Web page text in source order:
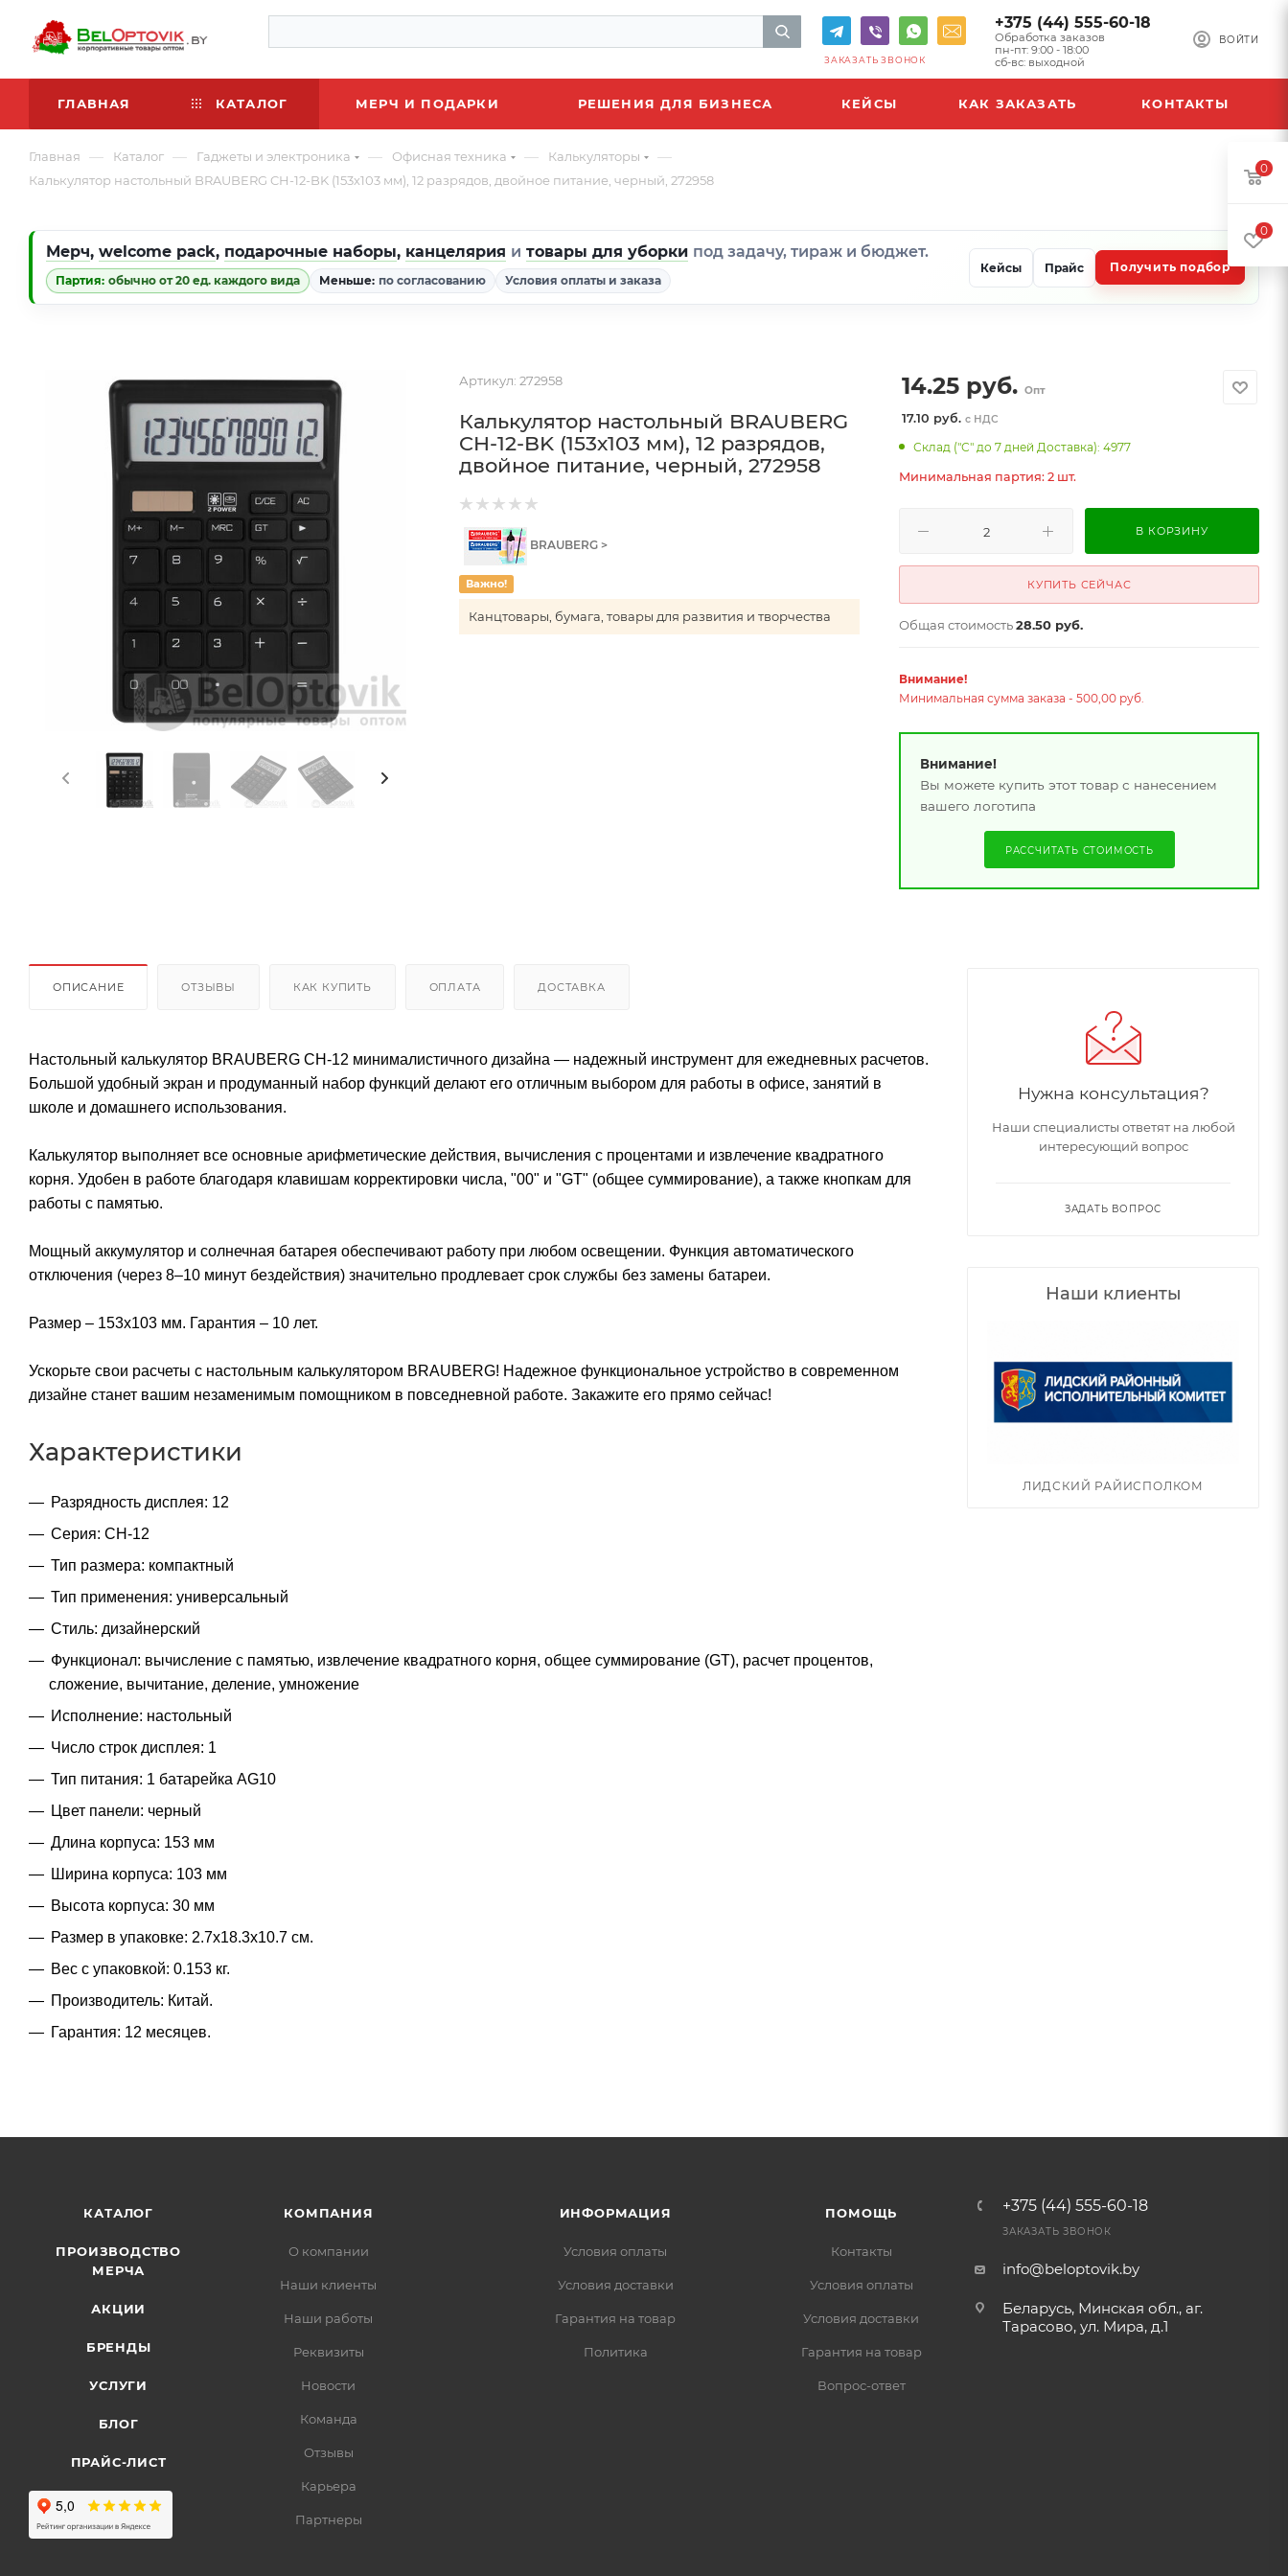
ВОЙТИ
+375 (44) 555-60-18
Обработка заказов
пн-пт: 9:00 - 18:00
сб-вс: выходной
ЗАКАЗАТЬ ЗВОНОК
ГЛАВНАЯ КАТАЛОГ МЕРЧ И ПОДАРКИ РЕШЕНИЯ ДЛЯ БИЗНЕСА КЕЙСЫ КАК ЗАКАЗАТЬ КОНТАКТЫ
Главная — Каталог — Гаджеты и электроника — Офисная техника — Калькуляторы —
Калькулятор настольный BRAUBERG CH-12-BK (153х103 мм), 12 разрядов, двойное питание, черный, 272958
Мерч, welcome pack, подарочные наборы, канцелярия и товары для уборки под задачу, тираж и бюджет.
Партия: обычно от 20 ед. каждого вида Меньше: по согласованию Условия оплаты и заказа
Кейсы Прайс Получить подбор
Артикул: 272958
Калькулятор настольный BRAUBERG
CH-12-BK (153х103 мм), 12 разрядов,
двойное питание, черный, 272958
BRAUBERG >
Важно!
Канцтовары, бумага, товары для развития и творчества
14.25 руб. Опт
17.10 руб.с НДС
Склад ("С" до 7 дней Доставка): 4977
Минимальная партия: 2 шт.
В КОРЗИНУ
КУПИТЬ СЕЙЧАС
Общая стоимость28.50 руб.
Внимание!
Минимальная сумма заказа - 500,00 руб.
Внимание!
Вы можете купить этот товар с нанесением
вашего логотипа
РАССЧИТАТЬ СТОИМОСТЬ
ОПИСАНИЕ ОТЗЫВЫ КАК КУПИТЬ ОПЛАТА ДОСТАВКА
Настольный калькулятор BRAUBERG CH-12 минималистичного дизайна — надежный инструмент для ежедневных расчетов.
Большой удобный экран и продуманный набор функций делают его отличным выбором для работы в офисе, занятий в
школе и домашнего использования.
Калькулятор выполняет все основные арифметические действия, вычисления с процентами и извлечение квадратного
корня. Удобен в работе благодаря клавишам корректировки числа, "00" и "GT" (общее суммирование), а также кнопкам для
работы с памятью.
Мощный аккумулятор и солнечная батарея обеспечивают работу при любом освещении. Функция автоматического
отключения (через 8–10 минут бездействия) значительно продлевает срок службы без замены батареи.
Размер – 153х103 мм. Гарантия – 10 лет.
Ускорьте свои расчеты с настольным калькулятором BRAUBERG! Надежное функциональное устройство в современном
дизайне станет вашим незаменимым помощником в повседневной работе. Закажите его прямо сейчас!
Характеристики
Разрядность дисплея: 12
Серия: CH-12
Тип размера: компактный
Тип применения: универсальный
Стиль: дизайнерский
Функционал: вычисление с памятью, извлечение квадратного корня, общее суммирование (GT), расчет процентов,
сложение, вычитание, деление, умножение
Исполнение: настольный
Число строк дисплея: 1
Тип питания: 1 батарейка AG10
Цвет панели: черный
Длина корпуса: 153 мм
Ширина корпуса: 103 мм
Высота корпуса: 30 мм
Размер в упаковке: 2.7x18.3x10.7 см.
Вес с упаковкой: 0.153 кг.
Производитель: Китай.
Гарантия: 12 месяцев.
Нужна консультация?
Наши специалисты ответят на любой
интересующий вопрос
ЗАДАТЬ ВОПРОС
Наши клиенты
ЛИДСКИЙ РАЙИСПОЛКОМ
КАТАЛОГ
ПРОИЗВОДСТВО
МЕРЧА
АКЦИИ
БРЕНДЫ
УСЛУГИ
БЛОГ
ПРАЙС-ЛИСТ
КОМПАНИЯ
О компании
Наши клиенты
Наши работы
Реквизиты
Новости
Команда
Отзывы
Карьера
Партнеры
ИНФОРМАЦИЯ
Условия оплаты
Условия доставки
Гарантия на товар
Политика
ПОМОЩЬ
Контакты
Условия оплаты
Условия доставки
Гарантия на товар
Вопрос-ответ
+375 (44) 555-60-18
ЗАКАЗАТЬ ЗВОНОК
info@beloptovik.by
Беларусь, Минская обл., аг.
Тарасово, ул. Мира, д.1
0
0